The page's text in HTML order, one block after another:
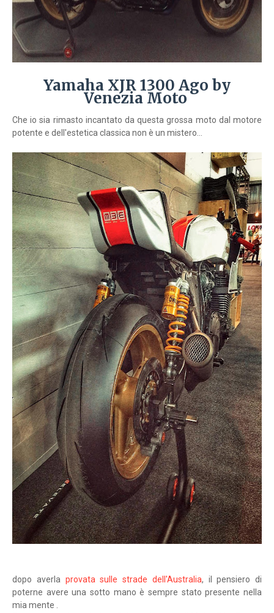
Yamaha XJR 1300 Ago by
Venezia Moto
Che io sia rimasto incantato da questa grossa moto dal motore
potente e dell'estetica classica non è un mistero...
dopo averla provata sulle strade dell'Australia, il pensiero di
poterne avere una sotto mano è sempre stato presente nella
mia mente .